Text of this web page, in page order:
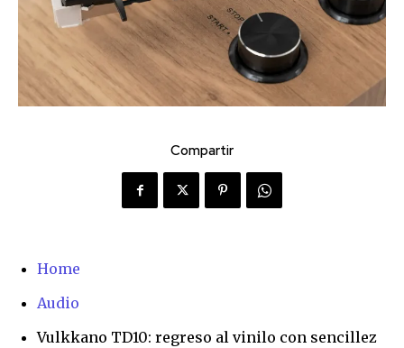
Compartir
Home
Audio
Vulkkano TD10: regreso al vinilo con sencillez